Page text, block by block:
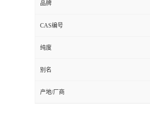
品牌
CAS编号
纯度
别名
产地/厂商